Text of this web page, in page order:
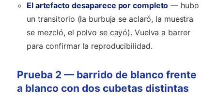
El artefacto desaparece por completo — hubo
un transitorio (la burbuja se aclaró, la muestra
se mezcló, el polvo se cayó). Vuelva a barrer
para confirmar la reproducibilidad.
Prueba 2 — barrido de blanco frente
a blanco con dos cubetas distintas